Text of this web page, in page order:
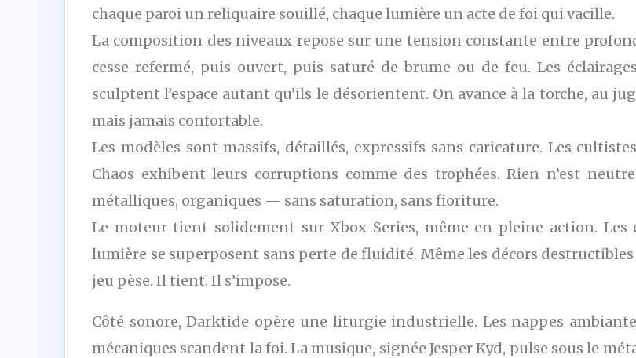
chaque paroi un reliquaire souillé, chaque lumière un acte de foi qui vacille.
La composition des niveaux repose sur une tension constante entre
cesse refermé, puis ouvert, puis saturé de brume ou de feu. Les
sculptent l’espace autant qu’ils le désorientent. On avance à la torche, au
mais jamais confortable.
Les modèles sont massifs, détaillés, expressifs sans caricature. Les
Chaos exhibent leurs corruptions comme des trophées. Rien n’est
métalliques, organiques — sans saturation, sans fioriture.
Le moteur tient solidement sur Xbox Series, même en pleine action. Les
lumière se superposent sans perte de fluidité. Même les décors
jeu pèse. Il tient. Il s’impose.
Côté sonore, Darktide opère une liturgie industrielle. Les nappes
mécaniques scandent la foi. La musique, signée Jesper Kyd, pulse sous le